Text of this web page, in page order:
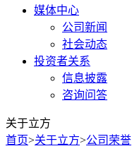
媒体中心
公司新闻
社会动态
投资者关系
信息披露
咨询问答
关于立方
首页>关于立方>公司荣誉